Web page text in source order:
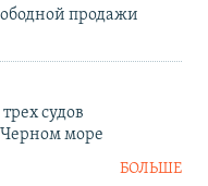
продажи
судов
Черном море
БОЛЬШЕ